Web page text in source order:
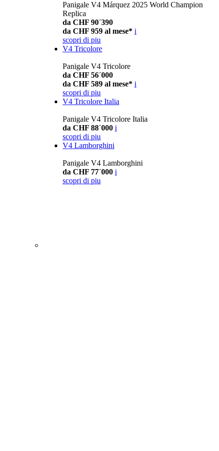
Panigale V4 Márquez 2025 World Champion
Replica
da CHF 90´390
da CHF 959 al mese* i
scopri di piu
V4 Tricolore
Panigale V4 Tricolore
da CHF 56´000
da CHF 589 al mese* i
scopri di piu
V4 Tricolore Italia
Panigale V4 Tricolore Italia
da CHF 88´000 i
scopri di piu
V4 Lamborghini
Panigale V4 Lamborghini
da CHF 77´000 i
scopri di piu